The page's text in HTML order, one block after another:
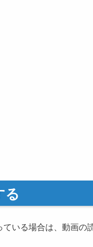
る
いる場合は、動画の